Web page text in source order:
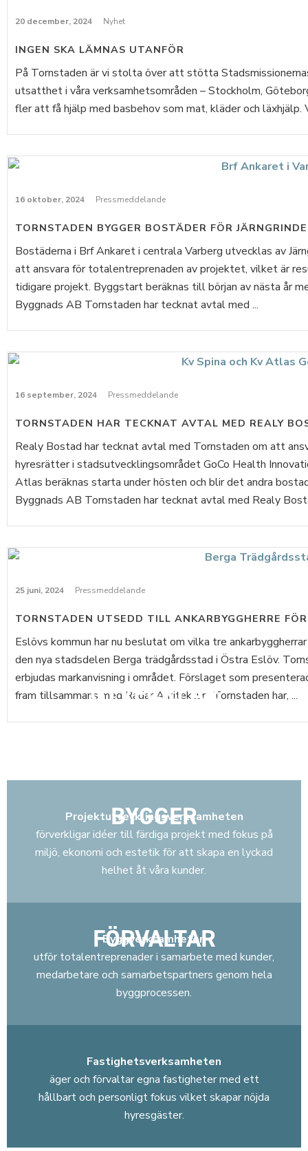
20 december, 2024 Nyhet
INGEN SKA LÄMNAS UTANFÖR
På Tornstaden är vi stolta över att stötta
utsatthet i våra verksamhetsområden – Stockholm,
fler att få hjälp med basbehov som mat, kläder och läxhjälp.
16 oktober, 2024 Pressmeddelande
TORNSTADEN BYGGER BOSTÄDER FÖR
Bostäderna i Brf Ankaret i centrala Varberg utvecklas av
att ansvara för totalentreprenaden av projektet, vilket är
tidigare projekt. Byggstart beräknas till början av nästa år
Byggnads AB Tornstaden har tecknat avtal med ...
16 september, 2024 Pressmeddelande
TORNSTADEN HAR TECKNAT AVTAL MED REALY
Realy Bostad har tecknat avtal med Tornstaden om att
hyresrätter i stadsutvecklingsområdet GoCo Health
Atlas beräknas starta under hösten och blir det andra
Byggnads AB Tornstaden har tecknat avtal med Realy
25 juni, 2024 Pressmeddelande
TORNSTADEN UTSEDD TILL ANKARBYGGHERRE
Eslövs kommun har nu beslutat om vilka tre
den nya stadsdelen Berga trädgårdsstad i Östra Eslöv.
erbjudas markanvisning i området. Förslaget som
fram tillsammans med Radar Arkitektur. Tornstaden har, ...
UTVECKLAR
Projektutvecklingsverksamheten
förverkligar idéer till färdiga projekt med fokus på
miljö, ekonomi och estetik för att skapa en lyckad
helhet åt våra kunder.
BYGGER
Byggverksamheten
utför totalentreprenader i samarbete med kunder,
medarbetare och samarbetspartners genom hela
byggprocessen.
FÖRVALTAR
Fastighetsverksamheten
äger och förvaltar egna fastigheter med ett
hållbart och personligt fokus vilket skapar nöjda
hyresgäster.